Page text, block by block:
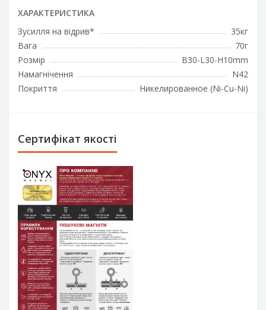
ХАРАКТЕРИСТИКА
Зусилля на відрив*
35кг
Вага
70г
Розмір
B30-L30-H10mm
Намагнічення
N42
Покриття
Никелированное (Ni-Cu-Ni)
Сертифікат якості